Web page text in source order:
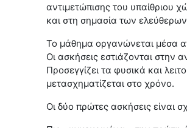
αντιμετώπισης του υπαίθριου
και στη σημασία των ελεύθερων
Το μάθημα οργανώνεται μέσα
Οι ασκήσεις εστιάζονται στην
Προσεγγίζει τα φυσικά και
μετασχηματίζεται στο χρόνο.
Οι δύο πρώτες ασκήσεις είναι